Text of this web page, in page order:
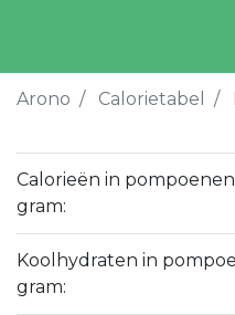
Arono Calorietabel
Calorieën in
gram:
Koolhydraten in
gram: